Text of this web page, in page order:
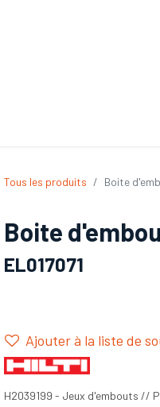
Tous les produits Boite
Boite
EL017071
Ajouter à la liste de
H2039199 - Jeux d'embouts //